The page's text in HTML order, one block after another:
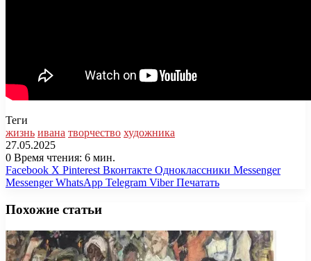
Теги
жизнь ивана творчество художника
27.05.2025
0 Время чтения: 6 мин.
Facebook X Pinterest Вконтакте Одноклассники Messenger
Messenger WhatsApp Telegram Viber Печатать
Похожие статьи